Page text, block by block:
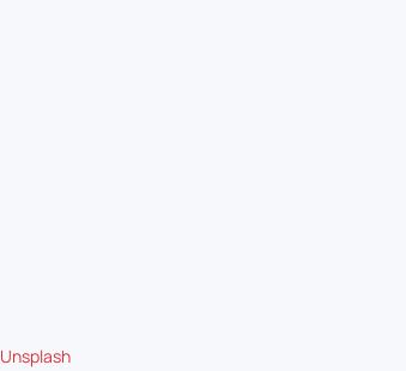
Unsplash